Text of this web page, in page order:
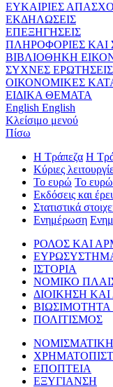
ΕΥΚΑΙΡΙΕΣ
ΕΚΔΗΛΩΣΕΙΣ
ΕΠΕΞΗΓΗΣΕΙΣ
ΠΛΗΡΟΦΟΡΙΕΣ ΚΑΙ
ΒΙΒΛΙΟΘΗΚΗ
ΣΥΧΝΕΣ
ΟΙΚΟΝΟΜΙΚΕΣ
ΕΙΔΙΚΑ ΘΕΜΑΤΑ
English English
Κλείσιμο μενού
Πίσω
Η Τράπεζα Η
Κύριες
Το ευρώ Το ευρώ
Εκδόσεις και
Στατιστικά
Ενημέρωση
ΡΟΛΟΣ ΚΑΙ
ΙΣΤΟΡΙΑ
ΝΟΜΙΚΟ
ΔΙΟΙΚΗΣΗ
ΠΟΛΙΤΙΣΜΟΣ
ΕΠΟΠΤΕΙΑ
ΕΞΥΓΙΑΝΣΗ